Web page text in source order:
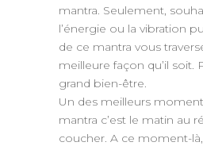
mantra. Seulement,
l’énergie ou la vibration
de ce mantra vous
meilleure façon qu’il soit.
grand bien-être.
Un des meilleurs
mantra c’est le matin au
coucher. A ce moment-